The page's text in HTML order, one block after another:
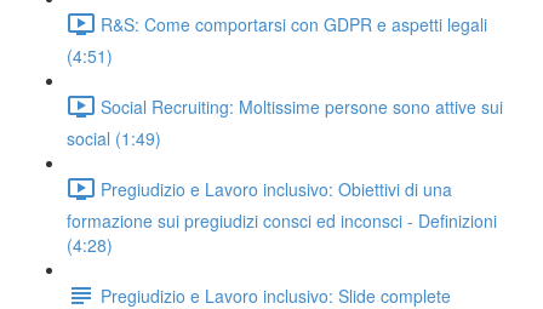
R&S: Come comportarsi con GDPR e aspetti legali
(4:51)
Social Recruiting: Moltissime persone sono attive sui
social (1:49)
Pregiudizio e Lavoro inclusivo: Obiettivi di una
formazione sui pregiudizi consci ed inconsci - Definizioni
(4:28)
Pregiudizio e Lavoro inclusivo: Slide complete